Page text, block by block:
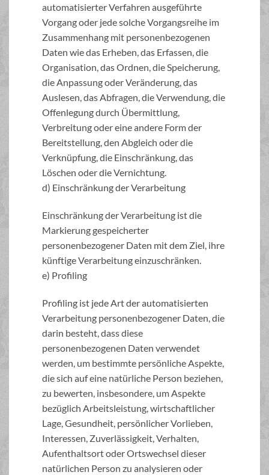
automatisierter Verfahren ausgeführte
Vorgang oder jede solche Vorgangsreihe im
Zusammenhang mit personenbezogenen
Daten wie das Erheben, das Erfassen, die
Organisation, das Ordnen, die Speicherung,
die Anpassung oder Veränderung, das
Auslesen, das Abfragen, die Verwendung, die
Offenlegung durch Übermittlung,
Verbreitung oder eine andere Form der
Bereitstellung, den Abgleich oder die
Verknüpfung, die Einschränkung, das
Löschen oder die Vernichtung.
d) Einschränkung der Verarbeitung
Einschränkung der Verarbeitung ist die
Markierung gespeicherter
personenbezogener Daten mit dem Ziel, ihre
künftige Verarbeitung einzuschränken.
e) Profiling
Profiling ist jede Art der automatisierten
Verarbeitung personenbezogener Daten, die
darin besteht, dass diese
personenbezogenen Daten verwendet
werden, um bestimmte persönliche Aspekte,
die sich auf eine natürliche Person beziehen,
zu bewerten, insbesondere, um Aspekte
bezüglich Arbeitsleistung, wirtschaftlicher
Lage, Gesundheit, persönlicher Vorlieben,
Interessen, Zuverlässigkeit, Verhalten,
Aufenthaltsort oder Ortswechsel dieser
natürlichen Person zu analysieren oder